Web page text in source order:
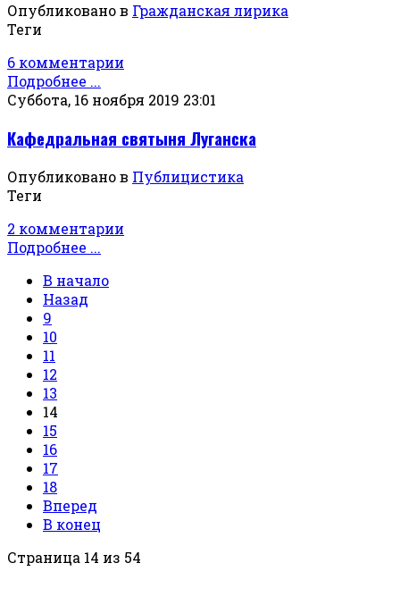
Опубликовано в Гражданская лирика
Теги
6 комментарии
Подробнее ...
Суббота, 16 ноября 2019 23:01
Кафедральная святыня Луганска
Опубликовано в Публицистика
Теги
2 комментарии
Подробнее ...
В начало
Назад
9
10
11
12
13
14
15
16
17
18
Вперед
В конец
Страница 14 из 54